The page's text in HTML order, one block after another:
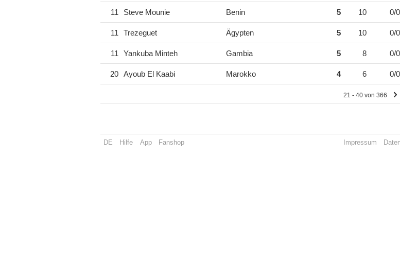
11 Steve Mounie Benin 5 10 0/0
11 Trezeguet Ägypten 5 10 0/0
11 Yankuba Minteh Gambia 5 8 0/0
20 Ayoub El Kaabi Marokko 4 6 0/0
21 - 40 von 366
DE Hilfe App Fanshop Impressum